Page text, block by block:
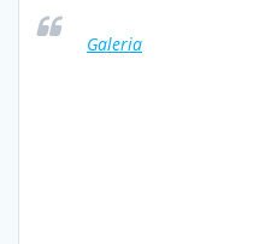
Galeria